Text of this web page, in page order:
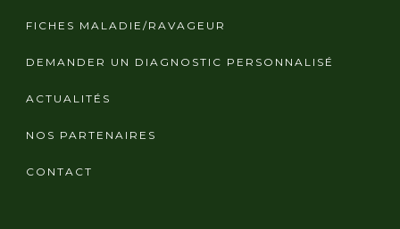
FICHES MALADIE/RAVAGEUR
DEMANDER UN DIAGNOSTIC PERSONNALISÉ
ACTUALITÉS
NOS PARTENAIRES
CONTACT